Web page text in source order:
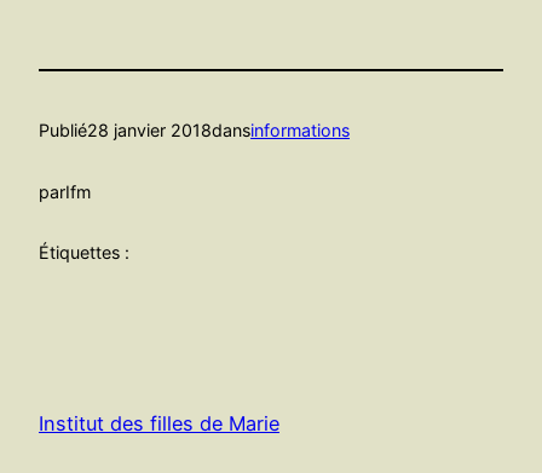
Publié28 janvier 2018dansinformations
parIfm
Étiquettes :
Institut des filles de Marie